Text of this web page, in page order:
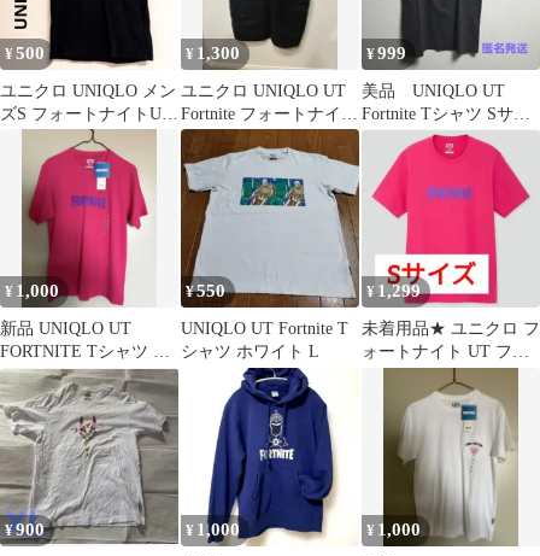
¥500
ユニクロ UNIQLO メン
ズS フォートナイトUT
黒 半袖Tシャツ 春夏
¥ 1,300
ユニクロ UNIQLO UT
Fortnite フォートナイト
Tシャツ L
¥999
美品 UNIQLO UT
Fortnite Tシャツ Sサイ
ズ ユニクロ
¥ 1,000
新品 UNIQLO UT
FORTNITE Tシャツ ピ
ンク M
¥550
UNIQLO UT Fortnite T
シャツ ホワイト L
¥ 1,299
未着用品★ ユニクロ フ
ォートナイト UT フォ
ートナイトロゴ Tシャ
¥900 ¥ 1,000 ¥ 1,000